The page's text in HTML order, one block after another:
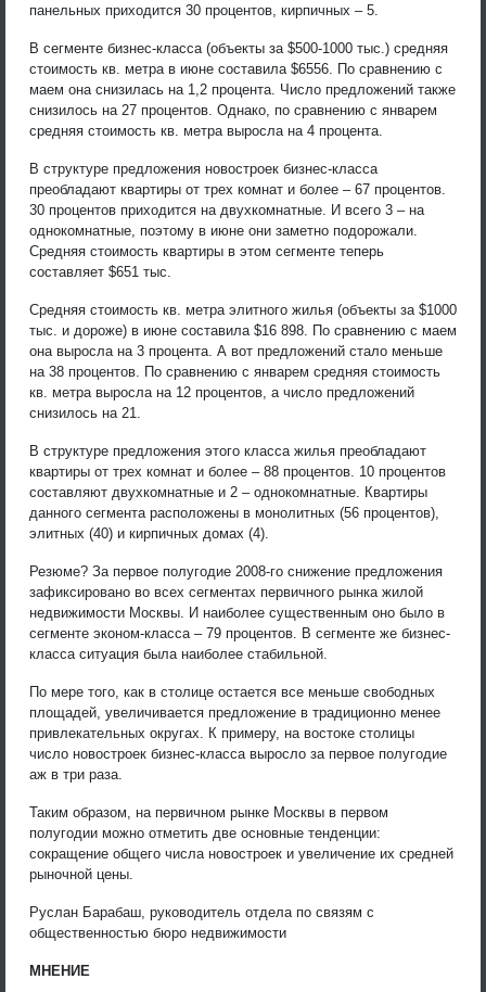
панельных приходится 30 процентов, кирпичных – 5.
В сегменте бизнес-класса (объекты за $500-1000 тыс.) средняя
стоимость кв. метра в июне составила $6556. По сравнению с
маем она снизилась на 1,2 процента. Число предложений также
снизилось на 27 процентов. Однако, по сравнению с январем
средняя стоимость кв. метра выросла на 4 процента.
В структуре предложения новостроек бизнес-класса
преобладают квартиры от трех комнат и более – 67 процентов.
30 процентов приходится на двухкомнатные. И всего 3 – на
однокомнатные, поэтому в июне они заметно подорожали.
Средняя стоимость квартиры в этом сегменте теперь
составляет $651 тыс.
Cредняя стоимость кв. метра элитного жилья (объекты за $1000
тыс. и дороже) в июне составила $16 898. По сравнению с маем
она выросла на 3 процента. А вот предложений стало меньше
на 38 процентов. По сравнению с январем средняя стоимость
кв. метра выросла на 12 процентов, а число предложений
снизилось на 21.
В структуре предложения этого класса жилья преобладают
квартиры от трех комнат и более – 88 процентов. 10 процентов
составляют двухкомнатные и 2 – однокомнатные. Квартиры
данного сегмента расположены в монолитных (56 процентов),
элитных (40) и кирпичных домах (4).
Резюме? За первое полугодие 2008-го снижение предложения
зафиксировано во всех сегментах первичного рынка жилой
недвижимости Москвы. И наиболее существенным оно было в
сегменте эконом-класса – 79 процентов. В сегменте же бизнес-
класса ситуация была наиболее стабильной.
По мере того, как в столице остается все меньше свободных
площадей, увеличивается предложение в традиционно менее
привлекательных округах. К примеру, на востоке столицы
число новостроек бизнес-класса выросло за первое полугодие
аж в три раза.
Таким образом, на первичном рынке Москвы в первом
полугодии можно отметить две основные тенденции:
сокращение общего числа новостроек и увеличение их средней
рыночной цены.
Руслан Барабаш, руководитель отдела по связям с
общественностью бюро недвижимости
МНЕНИЕ